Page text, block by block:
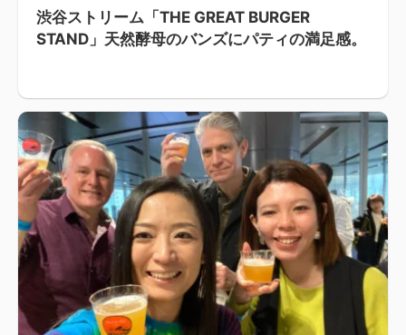
渋谷ストリーム「THE GREAT BURGER
STAND」天然酵母のバンズにパティの満足感。